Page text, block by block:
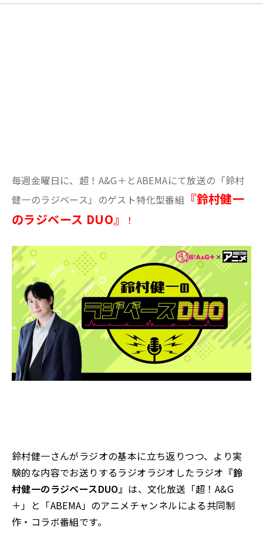
毎週金曜日に、超！A&G＋とABEMAにて放送の「鈴村
健一のラジベース」のゲスト特化型番組 『鈴村健一
のラジベース DUO』
！
鈴村健一さんがラジオの基本に立ち返りつつ、より実
験的な内容でお送りするラジオラジオしたラジオ 『鈴
村健一のラジベースDUO』 は、文化放送「超！A&G
＋」と「ABEMA」のアニメチャンネルによる共同制
作・コラボ番組です。